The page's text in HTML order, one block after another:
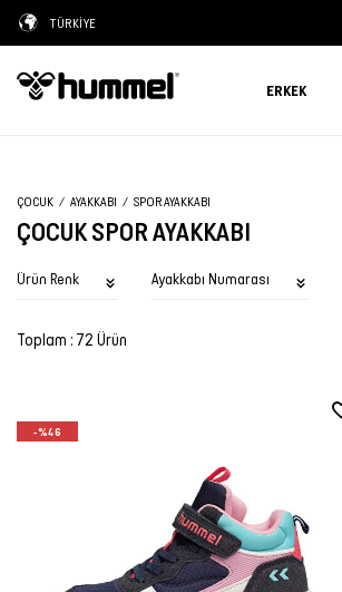
TÜRKİYE
ERKEK
ÇOCUK AYAKKABI SPOR AYAKKABI
ÇOCUK SPOR AYAKKABI
Ürün Renk Ayakkabı Numarası
Toplam : 72 Ürün
-%46